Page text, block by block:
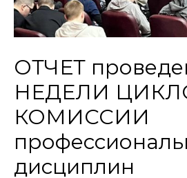
ОТЧЕТ
НЕДЕЛИ
КОМИССИИ
дисциплин